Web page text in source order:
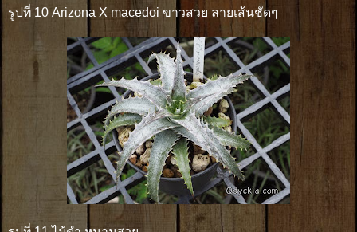
รูปที่ 10 Arizona X macedoi ขาวสวย ลายเส้นชัดๆ